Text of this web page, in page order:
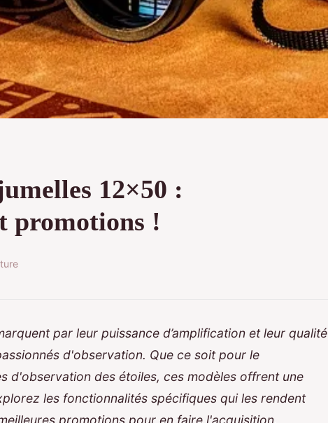
12×50 :
promotions !
par leur puissance d’amplification et leur qualité
d'observation. Que ce soit pour le
d'observation des étoiles, ces modèles offrent une
les fonctionnalités spécifiques qui les rendent
promotions pour en faire l'acquisition.